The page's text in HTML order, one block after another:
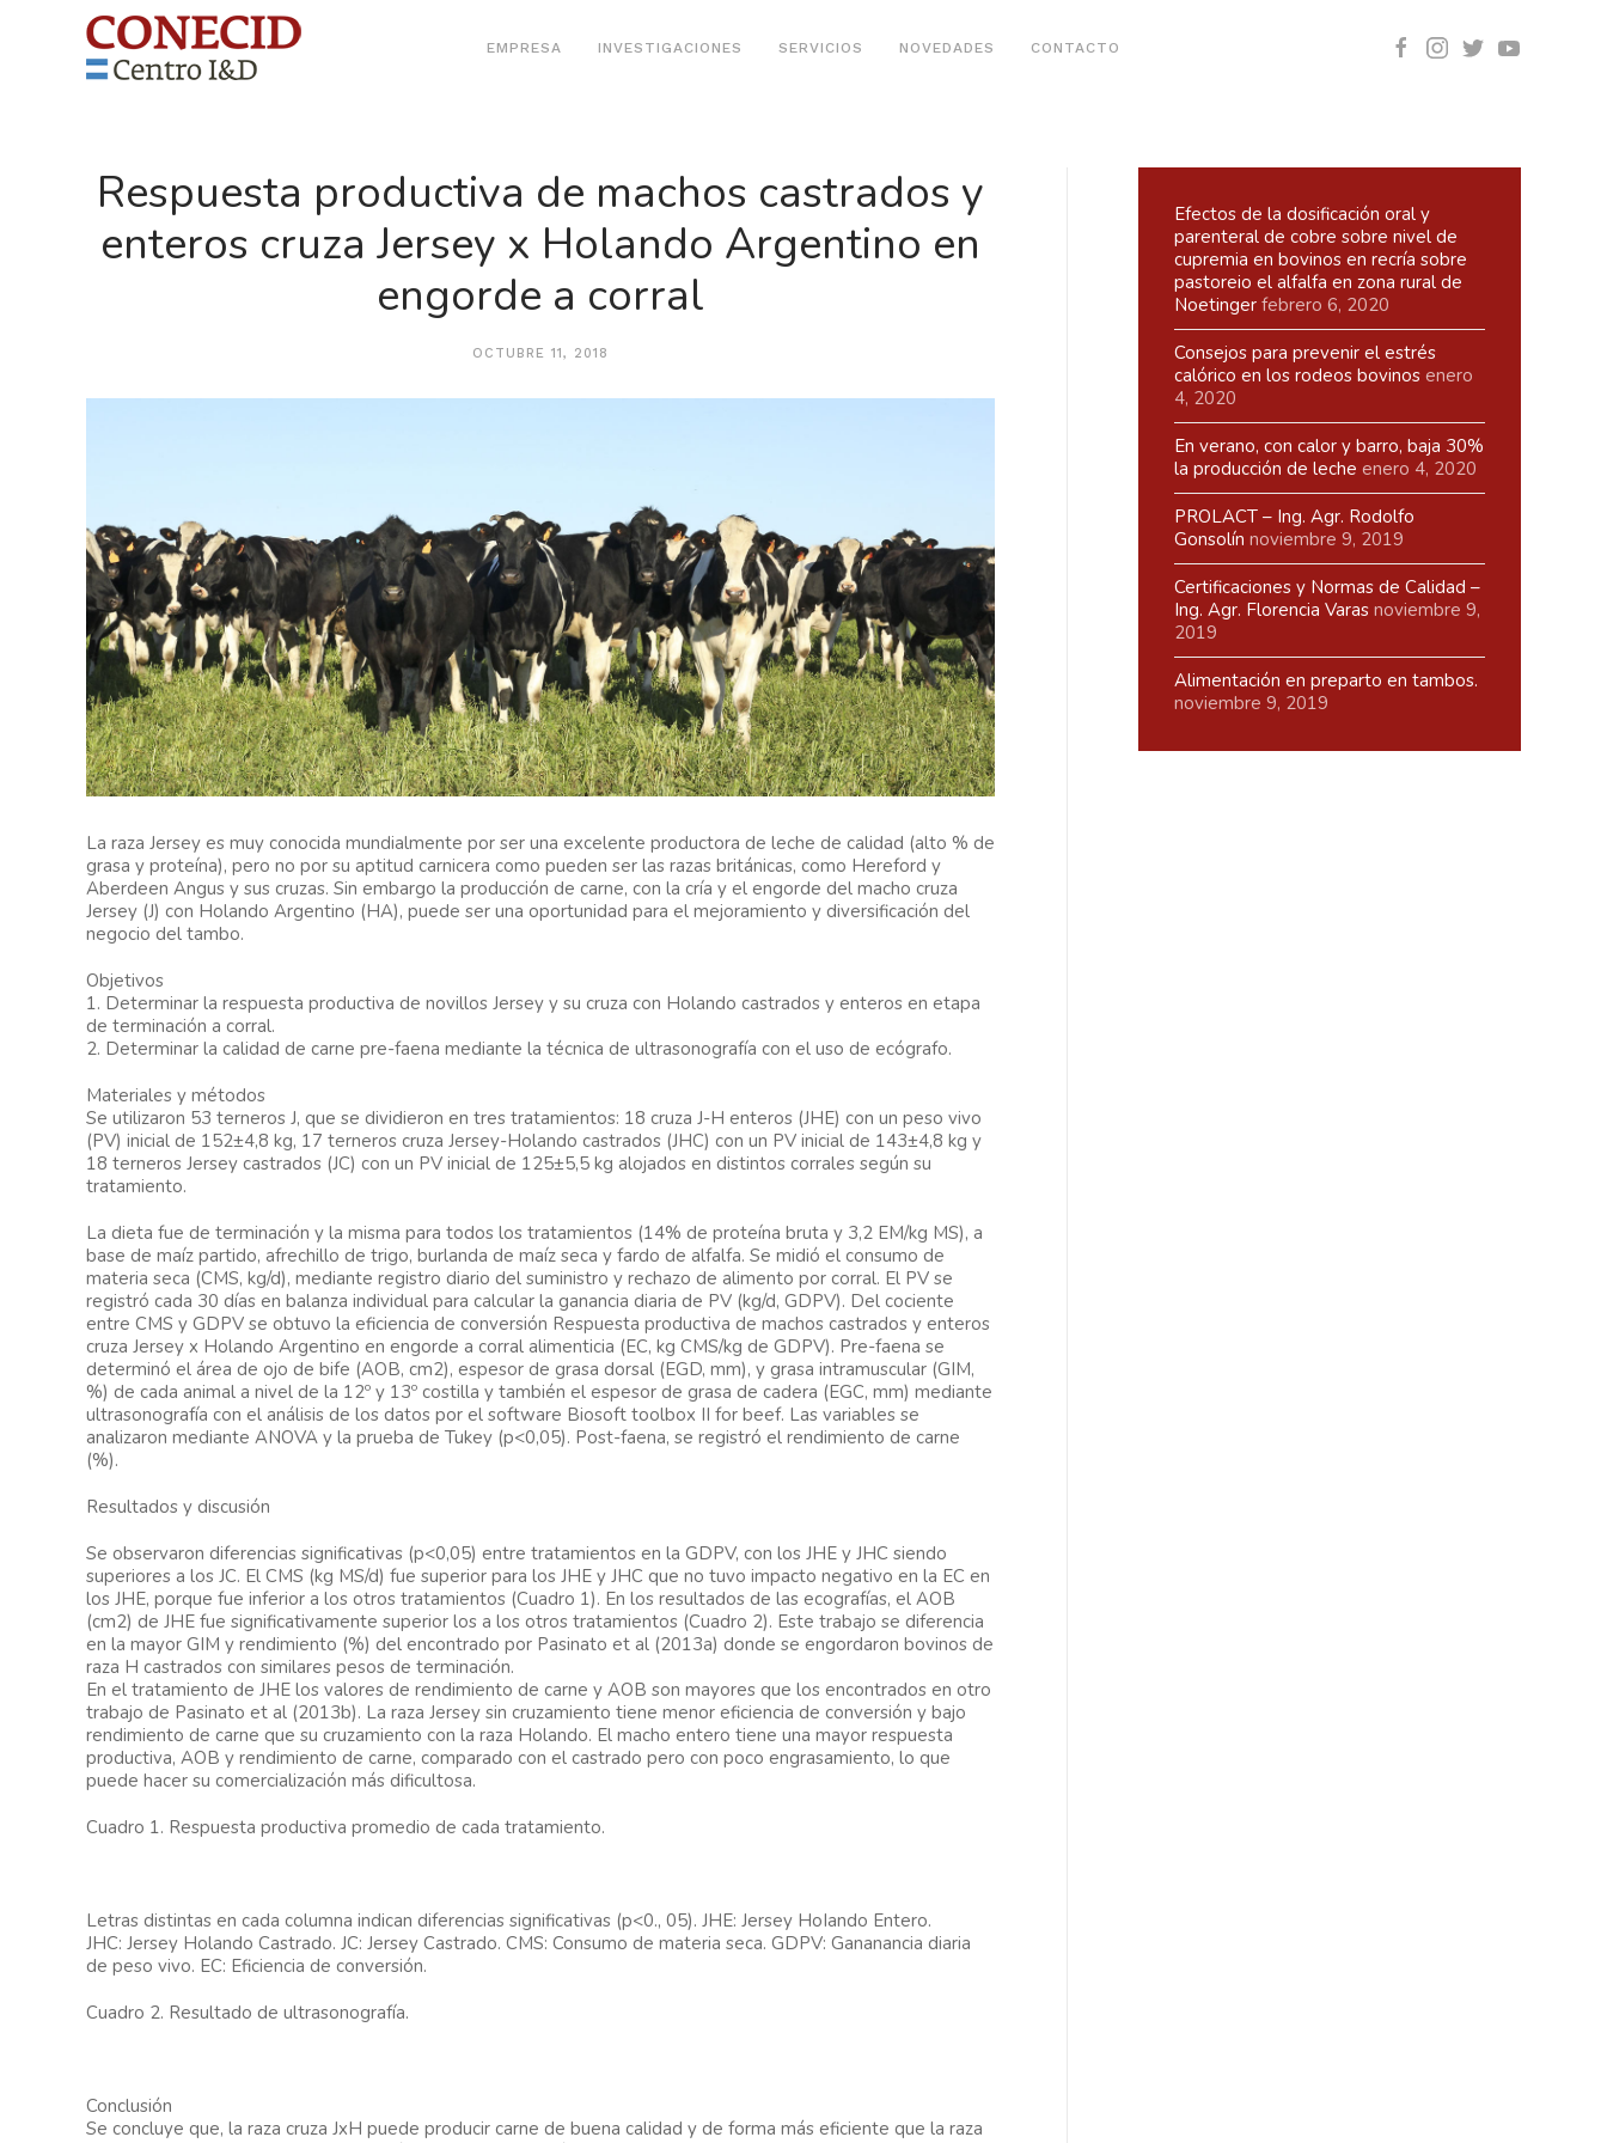
EMPRESA INVESTIGACIONES SERVICIOS NOVEDADES CONTACTO
Respuesta productiva de machos castrados y
enteros cruza Jersey x Holando Argentino en
engorde a corral
OCTUBRE 11, 2018
La raza Jersey es muy conocida mundialmente por ser una excelente productora de leche de calidad (alto % de
grasa y proteína), pero no por su aptitud carnicera como pueden ser las razas británicas, como Hereford y
Aberdeen Angus y sus cruzas. Sin embargo la producción de carne, con la cría y el engorde del macho cruza
Jersey (J) con Holando Argentino (HA), puede ser una oportunidad para el mejoramiento y diversificación del
negocio del tambo.
Objetivos
1. Determinar la respuesta productiva de novillos Jersey y su cruza con Holando castrados y enteros en etapa
de terminación a corral.
2. Determinar la calidad de carne pre-faena mediante la técnica de ultrasonografía con el uso de ecógrafo.
Materiales y métodos
Se utilizaron 53 terneros J, que se dividieron en tres tratamientos: 18 cruza J-H enteros (JHE) con un peso vivo
(PV) inicial de 152±4,8 kg, 17 terneros cruza Jersey-Holando castrados (JHC) con un PV inicial de 143±4,8 kg y
18 terneros Jersey castrados (JC) con un PV inicial de 125±5,5 kg alojados en distintos corrales según su
tratamiento.
La dieta fue de terminación y la misma para todos los tratamientos (14% de proteína bruta y 3,2 EM/kg MS), a
base de maíz partido, afrechillo de trigo, burlanda de maíz seca y fardo de alfalfa. Se midió el consumo de
materia seca (CMS, kg/d), mediante registro diario del suministro y rechazo de alimento por corral. El PV se
registró cada 30 días en balanza individual para calcular la ganancia diaria de PV (kg/d, GDPV). Del cociente
entre CMS y GDPV se obtuvo la eficiencia de conversión Respuesta productiva de machos castrados y enteros
cruza Jersey x Holando Argentino en engorde a corral alimenticia (EC, kg CMS/kg de GDPV). Pre-faena se
determinó el área de ojo de bife (AOB, cm2), espesor de grasa dorsal (EGD, mm), y grasa intramuscular (GIM,
%) de cada animal a nivel de la 12º y 13º costilla y también el espesor de grasa de cadera (EGC, mm) mediante
ultrasonografía con el análisis de los datos por el software Biosoft toolbox II for beef. Las variables se
analizaron mediante ANOVA y la prueba de Tukey (p<0,05). Post-faena, se registró el rendimiento de carne
(%).
Resultados y discusión
Se observaron diferencias significativas (p<0,05) entre tratamientos en la GDPV, con los JHE y JHC siendo
superiores a los JC. El CMS (kg MS/d) fue superior para los JHE y JHC que no tuvo impacto negativo en la EC en
los JHE, porque fue inferior a los otros tratamientos (Cuadro 1). En los resultados de las ecografías, el AOB
(cm2) de JHE fue significativamente superior los a los otros tratamientos (Cuadro 2). Este trabajo se diferencia
en la mayor GIM y rendimiento (%) del encontrado por Pasinato et al (2013a) donde se engordaron bovinos de
raza H castrados con similares pesos de terminación.
En el tratamiento de JHE los valores de rendimiento de carne y AOB son mayores que los encontrados en otro
trabajo de Pasinato et al (2013b). La raza Jersey sin cruzamiento tiene menor eficiencia de conversión y bajo
rendimiento de carne que su cruzamiento con la raza Holando. El macho entero tiene una mayor respuesta
productiva, AOB y rendimiento de carne, comparado con el castrado pero con poco engrasamiento, lo que
puede hacer su comercialización más dificultosa.
Cuadro 1. Respuesta productiva promedio de cada tratamiento.
Letras distintas en cada columna indican diferencias significativas (p<0., 05). JHE: Jersey HoIando Entero.
JHC: Jersey Holando Castrado. JC: Jersey Castrado. CMS: Consumo de materia seca. GDPV: Gananancia diaria
de peso vivo. EC: Eficiencia de conversión.
Cuadro 2. Resultado de ultrasonografía.
Conclusión
Se concluye que, la raza cruza JxH puede producir carne de buena calidad y de forma más eficiente que la raza
Efectos de la dosificación oral y
parenteral de cobre sobre nivel de
cupremia en bovinos en recría sobre
pastoreio el alfalfa en zona rural de
Noetinger febrero 6, 2020
Consejos para prevenir el estrés
calórico en los rodeos bovinos enero
4, 2020
En verano, con calor y barro, baja 30%
la producción de leche enero 4, 2020
PROLACT – Ing. Agr. Rodolfo
Gonsolín noviembre 9, 2019
Certificaciones y Normas de Calidad –
Ing. Agr. Florencia Varas noviembre 9,
2019
Alimentación en preparto en tambos.
noviembre 9, 2019